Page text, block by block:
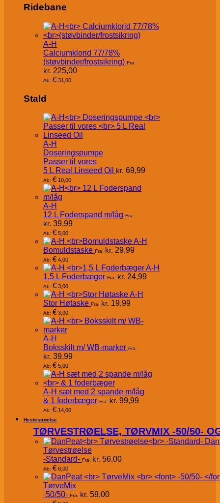
Ridebane
A-H
Calciumklorid 77/78%
(støvbinder/frostsikring) Fra:
kr. 225,00
Ab: € 31,00
Stald
A-H
Doseringspumpe
Passer til vores
5 L Real Linseed Oil kr. 69,99
Ab: € 10,00
A-H
12 L Foderspand m/låg Fra:
kr. 39,99
Ab: € 5,00
A-H
Bomuldstaske Fra: kr. 29,99
Ab: € 4,00
A-H
1,5 L Foderbæger Fra: kr. 24,99
Ab: € 3,00
A-H
Stor Høtaske Fra: kr. 19,99
Ab: € 3,00
A-H
Boksskilt m/ WB-marker Fra:
kr. 39,99
Ab: € 5,00
A-H sæt med 2 spande m/låg
& 1 foderbæger Fra: kr. 99,99
Ab: € 14,00
Hestestrøelse
TØRVESTRØELSE, TØRVMIX -50/50-
Tørvestrøelse
-Standard- Fra: kr. 56,00
Ab: € 8,00
TørveMix
-50/50- Fra: kr. 59,00